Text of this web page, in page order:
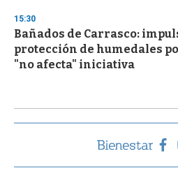
15:30
Bañados de Carrasco:
protección de humedales
"no afecta" iniciativa